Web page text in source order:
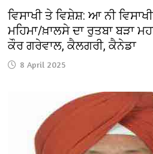
ਵਿਸਾਖੀ ਤੇ ਵਿਸ਼ੇਸ਼: ਆ ਨੀ
ਮਹਿਮਾ/ਖ਼ਾਲਸੇ ਦਾ ਰੁਤਬਾ ਬੜਾ
ਕੌਰ ਗਰੇਵਾਲ, ਕੈਲਗਰੀ, ਕੈਨੇਡਾ
8 April 2025